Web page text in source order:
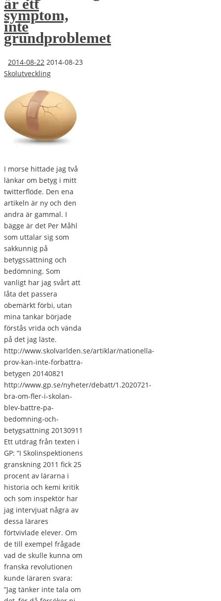
är ett
symptom,
inte
grundproblemet
2014-08-22 2014-08-23
Skolutveckling
I morse hittade jag två
länkar om betyg i mitt
twitterflöde. Den ena
artikeln är ny och den
andra är gammal. I
bägge är det Per Måhl
som uttalar sig som
sakkunnig på
betygssättning och
bedömning. Som
vanligt har jag svårt att
låta det passera
obemärkt förbi, utan
mina tankar började
förstås vrida och vända
på det jag läste.
http://www.skolvarlden.se/artiklar/nationella-
prov-kan-inte-forbattra-
betygen 20140821
http://www.gp.se/nyheter/debatt/1.2020721-
bra-om-fler-i-skolan-
blev-battre-pa-
bedomning-och-
betygsattning 20130911
Ett utdrag från texten i
GP: ”I Skolinspektionens
granskning 2011 fick 25
procent av lärarna i
historia och kemi kritik
och som inspektör har
jag intervjuat några av
dessa lärares
förtvivlade elever. Om
de till exempel frågade
vad de skulle kunna om
franska revolutionen
kunde läraren svara:
”Jag tänker inte tala om